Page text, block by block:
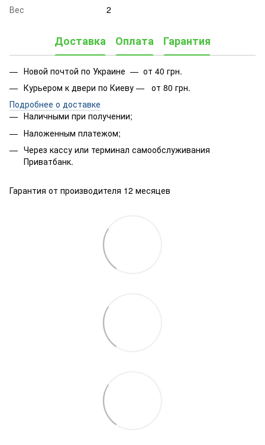
Вес
2
Доставка Оплата Гарантия
Новой почтой по Украине — от 40 грн.
Курьером к двери по Киеву — от 80 грн.
Подробнее о доставке
Наличными при получении;
Наложенным платежом;
Через кассу или терминал самообслуживания
Приватбанк.
Гарантия от производителя 12 месяцев